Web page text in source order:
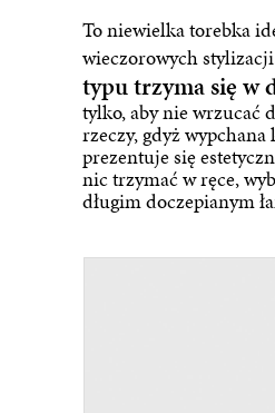
To niewielka torebka
wieczorowych
typu trzyma się w
tylko, aby nie wrzucać
rzeczy, gdyż wypchana
prezentuje się
nic trzymać w ręce,
długim doczepianym